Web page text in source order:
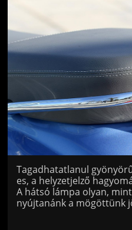
Tagadhatatlanul
es, a helyzetjelző
A hátsó lámpa olyan,
nyújtanánk a mögöttünk